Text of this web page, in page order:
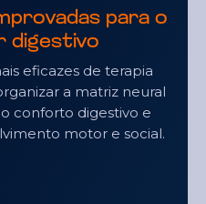
e do Sistema
do sono e a
Nervoso Autônomo